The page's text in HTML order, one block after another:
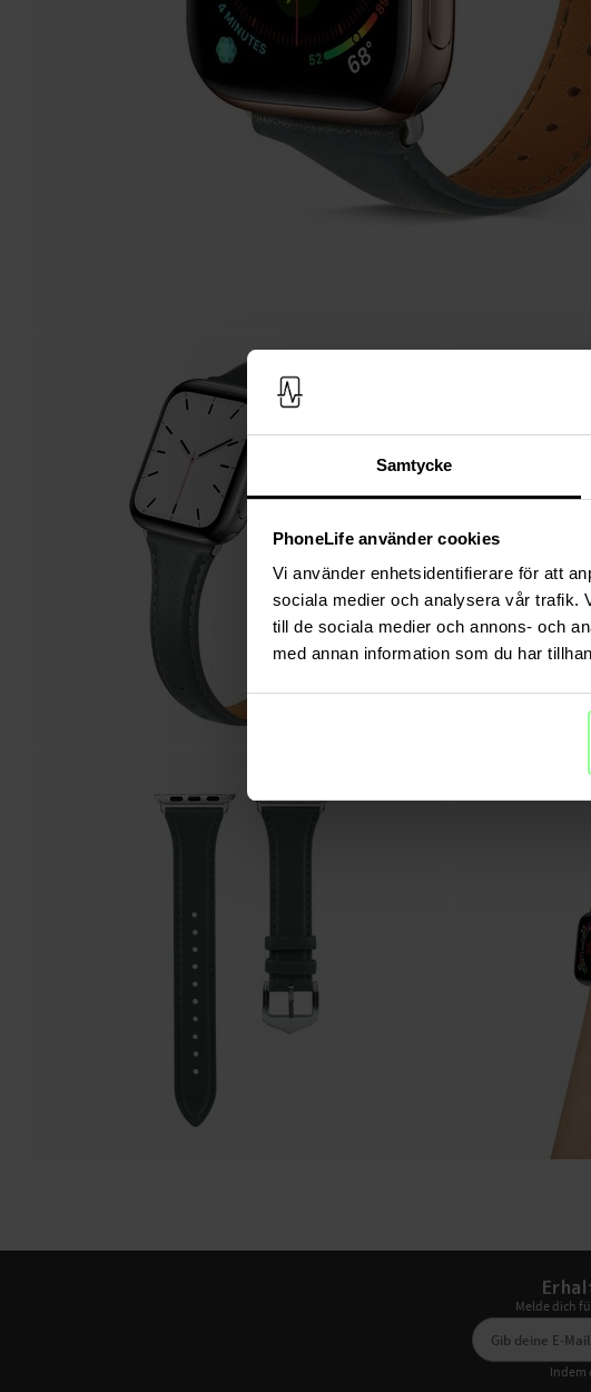
Samtycke
PhoneLife använder cookies
Vi använder enhetsidentifierare för att
sociala medier och analysera vår trafik.
till de sociala medier och annons- och
med annan information som du har
Melde dich
Indem